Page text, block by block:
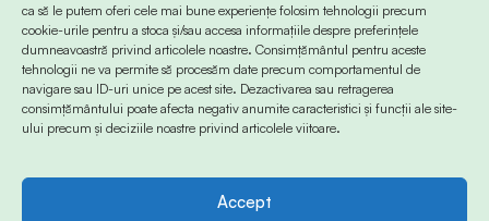
ca să le putem oferi cele mai bune experiențe folosim tehnologii precum
cookie-urile pentru a stoca și/sau accesa informațiile despre preferințele
dumneavoastră privind articolele noastre. Consimțământul pentru aceste
tehnologii ne va permite să procesăm date precum comportamentul de
navigare sau ID-uri unice pe acest site. Dezactivarea sau retragerea
consimțământului poate afecta negativ anumite caracteristici și funcții ale site-
ului precum și deciziile noastre privind articolele viitoare.
Accept